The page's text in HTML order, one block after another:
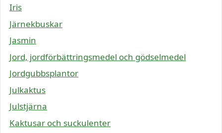
Iris
Järnekbuskar
Jasmin
Jord, jordförbättringsmedel och gödselmedel
Jordgubbsplantor
Julkaktus
Julstjärna
Kaktusar och suckulenter